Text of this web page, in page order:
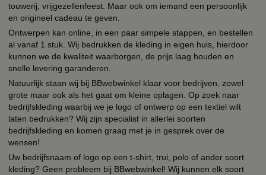
touwerij, vrijgezellenfeest. Maar ook om iemand een persoonlijk
en origineel cadeau te geven.
Ontwerpen kan online, in een paar simpele stappen, en bestellen
al vanaf 1 stuk. Wij bedrukken de kleding in eigen huis, hierdoor
kunnen we de kwaliteit waarborgen, de prijs laag houden en
snelle levering garanderen.
Natuurlijk staan wij bij BBwebwinkel klaar voor bedrijven, zowel
grote maar ook als het gaat om kleine oplagen. Op zoek naar
bedrijfskleding waarbij we je logo of ontwerp op een textiel wilt
laten bedrukken? Wij zijn specialist in allerlei soorten
bedrijfskleding en komen graag met je in gesprek over de
wensen!
Uw bedrijfsnaam of logo op een t-shirt, trui, polo of ander soort
kleding? Geen probleem bij BBwebwinkel! Wij kunnen elk soort